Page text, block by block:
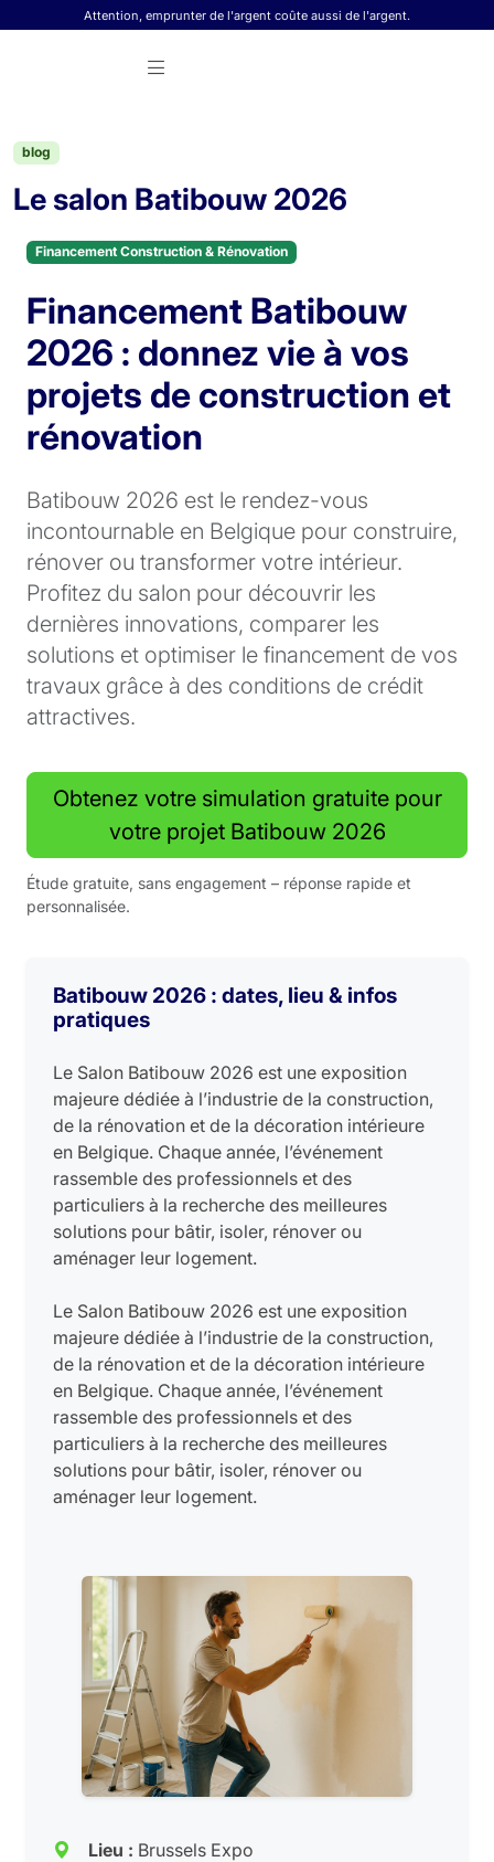
Skip to contentAttention, emprunter de l'argent coûte aussi de l'argent.
blog
Le salon Batibouw 2026
Financement Construction & Rénovation
Financement Batibouw
2026 : donnez vie à vos
projets de construction et
rénovation
Batibouw 2026 est le rendez-vous
incontournable en Belgique pour construire,
rénover ou transformer votre intérieur.
Profitez du salon pour découvrir les
dernières innovations, comparer les
solutions et optimiser le financement de vos
travaux grâce à des conditions de crédit
attractives.
Obtenez votre simulation gratuite pour
votre projet Batibouw 2026
Étude gratuite, sans engagement – réponse rapide et
personnalisée.
Batibouw 2026 : dates, lieu & infos
pratiques
Le Salon Batibouw 2026 est une exposition
majeure dédiée à l’industrie de la construction,
de la rénovation et de la décoration intérieure
en Belgique. Chaque année, l’événement
rassemble des professionnels et des
particuliers à la recherche des meilleures
solutions pour bâtir, isoler, rénover ou
aménager leur logement.
Le Salon Batibouw 2026 est une exposition
majeure dédiée à l’industrie de la construction,
de la rénovation et de la décoration intérieure
en Belgique. Chaque année, l’événement
rassemble des professionnels et des
particuliers à la recherche des meilleures
solutions pour bâtir, isoler, rénover ou
aménager leur logement.
Lieu : Brussels Expo